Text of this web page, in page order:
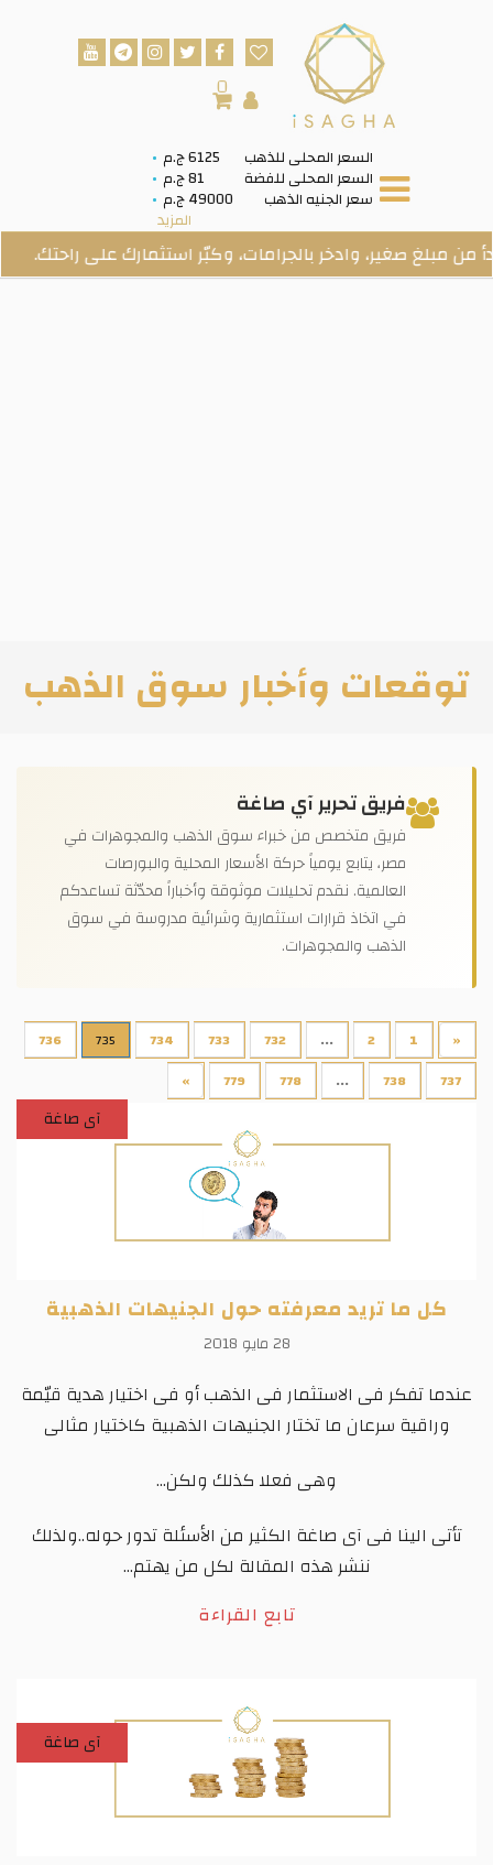
السعر المحلى للذهب 6125 ج.م
السعر المحلى للفضة 81 ج.م
سعر الجنيه الذهب 49000 ج.م
المزيد
0
صغير، وادخر بالجرامات، وكبّر استثمارك على راحتك.
توقعات وأخبار سوق الذهب
فريق تحرير آي صاغة
فريق متخصص من خبراء سوق الذهب والمجوهرات في
مصر، يتابع يومياً حركة الأسعار المحلية والبورصات
العالمية. نقدم تحليلات موثوقة وأخباراً محدّثة تساعدكم
في اتخاذ قرارات استثمارية وشرائية مدروسة في سوق
الذهب والمجوهرات.
«
1
2
...
732
733
734
735
736
737
738
...
778
779
»
آى صاغة
كل ما تريد معرفته حول الجنيهات الذهبية
28 مايو 2018
عندما تفكر فى الاستثمار فى الذهب أو فى اختيار هدية قيّمة
وراقية سرعان ما تختار الجنيهات الذهبية كاختيار مثالى
وهى فعلا كذلك ولكن...
تأتى الينا فى آى صاغة الكثير من الأسئلة تدور حوله..ولذلك
ننشر هذه المقالة لكل من يهتم...
تابع القراءة
آى صاغة